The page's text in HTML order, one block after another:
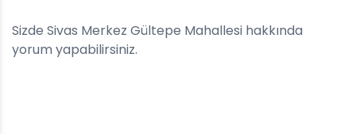
Sizde Sivas Merkez Gültepe Mahallesi hakkında
yorum yapabilirsiniz.